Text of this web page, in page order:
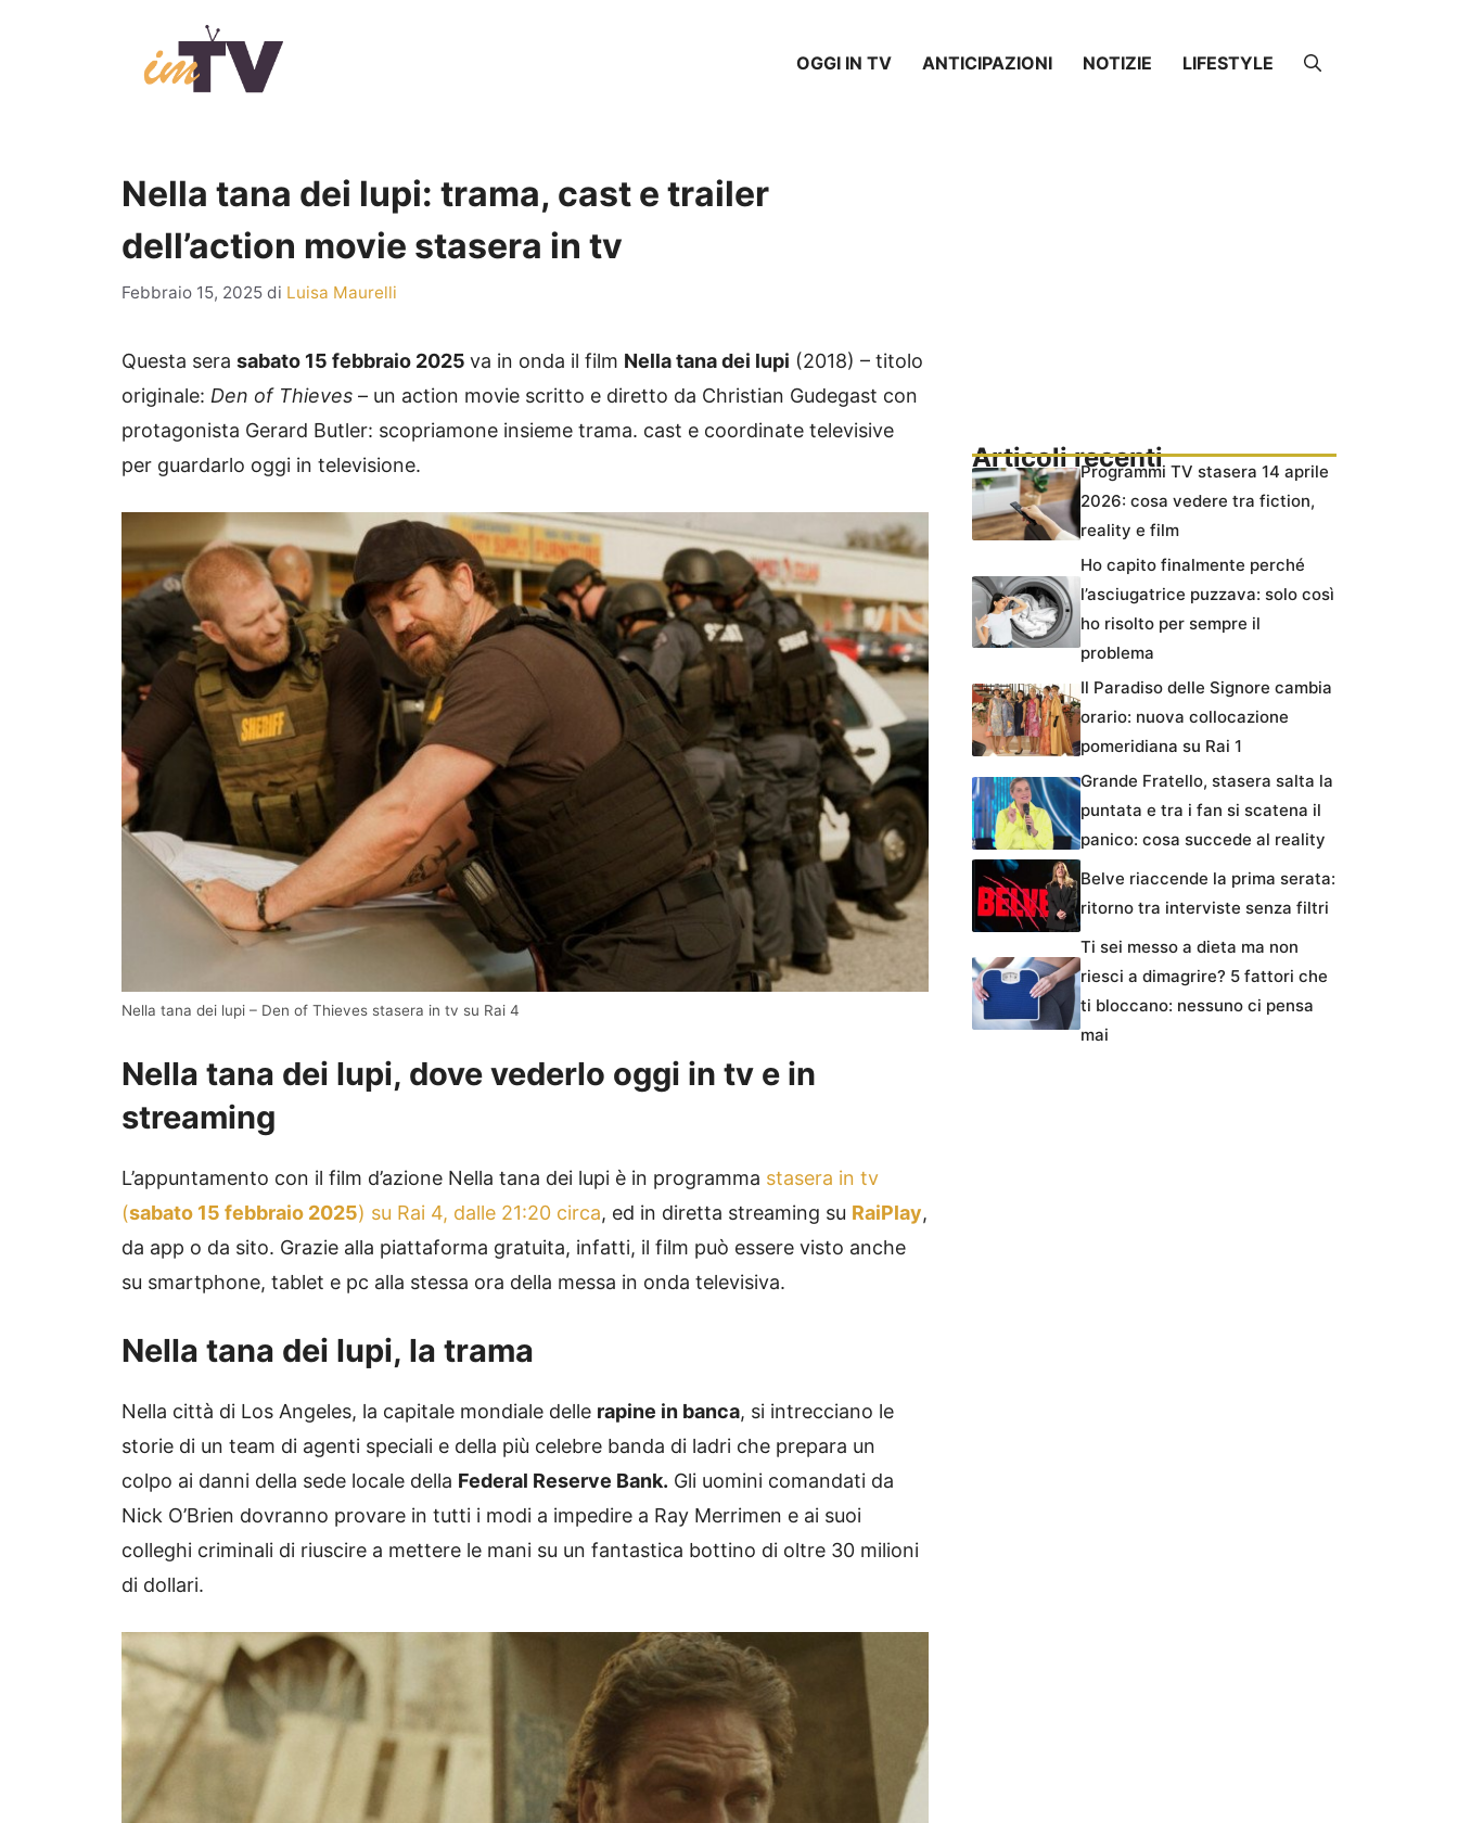
OGGI IN TV ANTICIPAZIONI NOTIZIE LIFESTYLE
Nella tana dei lupi: trama, cast e trailer
dell’action movie stasera in tv
Febbraio 15, 2025 di Luisa Maurelli
Questa sera sabato 15 febbraio 2025 va in onda il film Nella tana dei lupi (2018) – titolo
originale: Den of Thieves – un action movie scritto e diretto da Christian Gudegast con
protagonista Gerard Butler: scopriamone insieme trama. cast e coordinate televisive
per guardarlo oggi in televisione.
Nella tana dei lupi – Den of Thieves stasera in tv su Rai 4
Nella tana dei lupi, dove vederlo oggi in tv e in
streaming
L’appuntamento con il film d’azione Nella tana dei lupi è in programma stasera in tv
(sabato 15 febbraio 2025) su Rai 4, dalle 21:20 circa, ed in diretta streaming su RaiPlay,
da app o da sito. Grazie alla piattaforma gratuita, infatti, il film può essere visto anche
su smartphone, tablet e pc alla stessa ora della messa in onda televisiva.
Nella tana dei lupi, la trama
Nella città di Los Angeles, la capitale mondiale delle rapine in banca, si intrecciano le
storie di un team di agenti speciali e della più celebre banda di ladri che prepara un
colpo ai danni della sede locale della Federal Reserve Bank. Gli uomini comandati da
Nick O’Brien dovranno provare in tutti i modi a impedire a Ray Merrimen e ai suoi
colleghi criminali di riuscire a mettere le mani su un fantastica bottino di oltre 30 milioni
di dollari.
Articoli recentiProgrammi TV stasera 14 aprile
2026: cosa vedere tra fiction,
reality e film
Ho capito finalmente perché
l’asciugatrice puzzava: solo così
ho risolto per sempre il
problema
Il Paradiso delle Signore cambia
orario: nuova collocazione
pomeridiana su Rai 1
Grande Fratello, stasera salta la
puntata e tra i fan si scatena il
panico: cosa succede al reality
Belve riaccende la prima serata:
ritorno tra interviste senza filtri
Ti sei messo a dieta ma non
riesci a dimagrire? 5 fattori che
ti bloccano: nessuno ci pensa
mai